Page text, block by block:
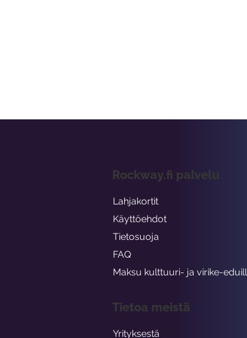
Rockway.fi palvelu
Lahjakortit
Käyttöehdot
Tietosuoja
FAQ
Maksu kulttuuri- ja virike-
Tietoa meistä
Yrityksestä